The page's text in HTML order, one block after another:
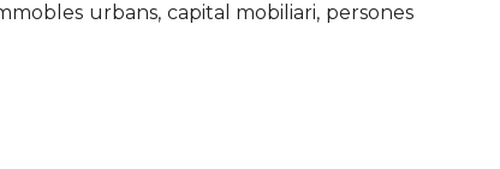
urbans, capital mobiliari, persones